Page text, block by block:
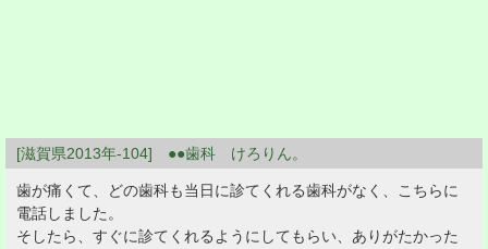
[滋賀県2013年-104] ●●歯科 けろりん。
歯が痛くて、どの歯科も当日に診てくれる歯科がなく、こちらに
電話しました。
そしたら、すぐに診てくれるようにしてもらい、ありがたかった